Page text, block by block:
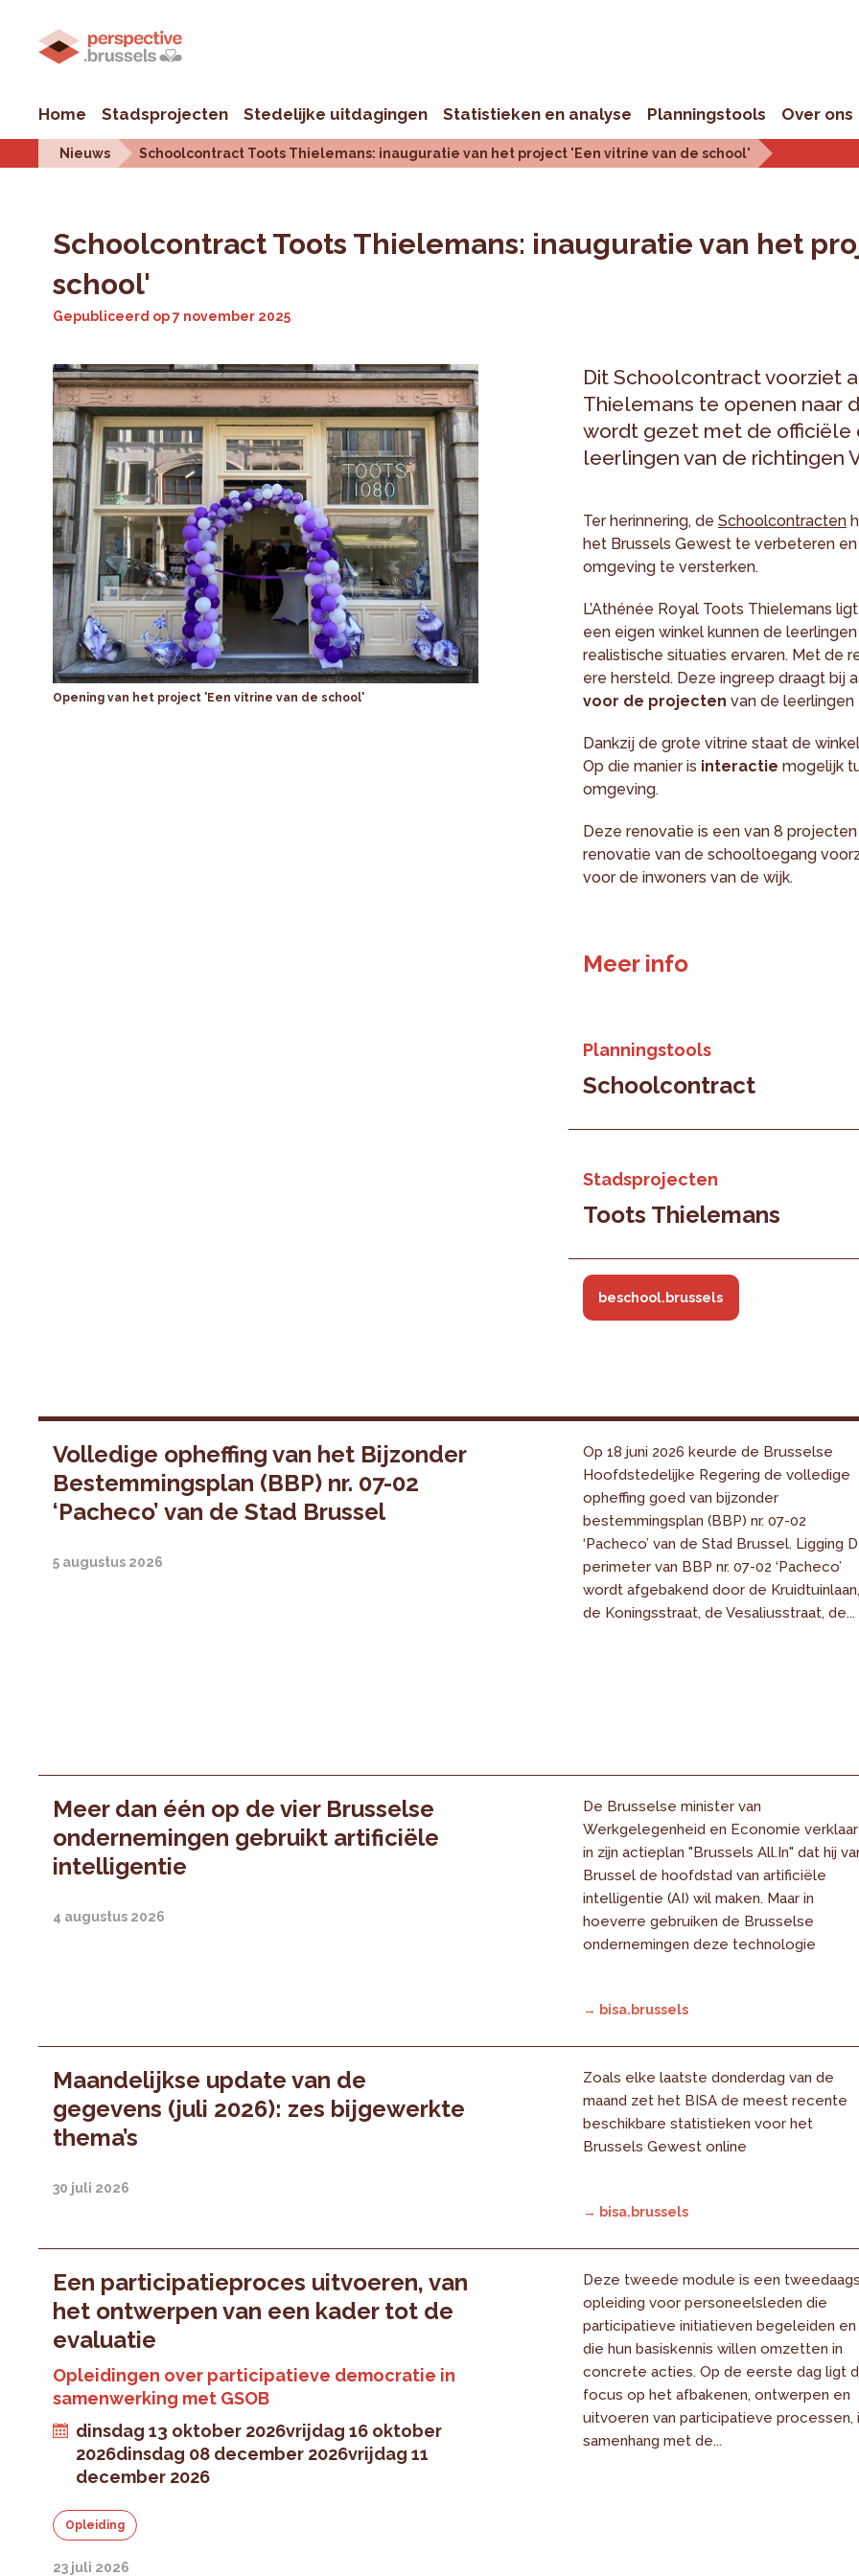
Home Stadsprojecten Stedelijke uitdagingen Statistieken en analyse Planningstools Over ons
Nieuws Schoolcontract Toots Thielemans: inauguratie van het project 'Een vitrine van de school'
Schoolcontract Toots Thielemans: inauguratie van het
school'
Gepubliceerd op7 november 2025
Opening van het project 'Een vitrine van de school'
Dit Schoolcontract voorziet
Thielemans te openen naar
wordt gezet met de officiële
leerlingen van de richtingen
Ter herinnering, deSchoolcontracten
het Brussels Gewest te verbeteren
omgeving te versterken.
L’Athénée Royal Toots Thielemans
een eigen winkel kunnen de
realistische situaties ervaren. Met de
ere hersteld. Deze ingreep draagt bij
voor de projecten van de
Dankzij de grote vitrine staat de
Op die manier is interactie mogelijk
omgeving.
Deze renovatie is een van 8
renovatie van de schooltoegang
voor de inwoners van de wijk.
Meer info
Planningstools
Schoolcontract
Stadsprojecten
Toots Thielemans
beschool.brussels
Volledige opheffing van het Bijzonder
Bestemmingsplan (BBP) nr. 07-02
‘Pacheco’ van de Stad Brussel
5 augustus 2026
Op 18 juni 2026 keurde de Brusselse
Hoofdstedelijke Regering de volledige
opheffing goed van bijzonder
bestemmingsplan (BBP) nr. 07-02
‘Pacheco’ van de Stad Brussel. Ligging
perimeter van BBP nr. 07-02 ‘Pacheco’
wordt afgebakend door de
de Koningsstraat, de Vesaliusstraat, de...
Meer dan één op de vier Brusselse
ondernemingen gebruikt artificiële
intelligentie
4 augustus 2026
De Brusselse minister van
Werkgelegenheid en Economie
in zijn actieplan "Brussels All.In" dat hij
Brussel de hoofdstad van artificiële
intelligentie (AI) wil maken. Maar in
hoeverre gebruiken de Brusselse
ondernemingen deze technologie
→ bisa.brussels
Maandelijkse update van de
gegevens (juli 2026): zes bijgewerkte
thema’s
30 juli 2026
Zoals elke laatste donderdag van de
maand zet het BISA de meest recente
beschikbare statistieken voor het
Brussels Gewest online
→ bisa.brussels
Een participatieproces uitvoeren, van
het ontwerpen van een kader tot de
evaluatie
Opleidingen over participatieve democratie in
samenwerking met GSOB
dinsdag 13 oktober 2026vrijdag 16 oktober
2026dinsdag 08 december 2026vrijdag 11
december 2026
Opleiding
23 juli 2026
Deze tweede module is een
opleiding voor personeelsleden die
participatieve initiatieven begeleiden en
die hun basiskennis willen omzetten in
concrete acties. Op de eerste dag ligt
focus op het afbakenen, ontwerpen en
uitvoeren van participatieve processen,
samenhang met de...